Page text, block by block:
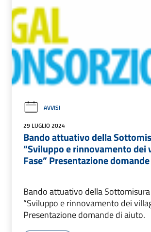
AVVISI
29 LUGLIO 2024
Bando attuativo della
“Sviluppo e rinnovamento dei
Fase” Presentazione
Bando attuativo della
“Sviluppo e rinnovamento dei
Presentazione domande di aiuto.